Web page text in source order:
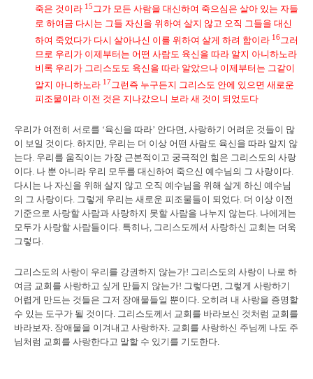
죽은 것이라 15그가 모든 사람을 대신하여 죽으심은 살아 있는 자들
로 하여금 다시는 그들 자신을 위하여 살지 않고 오직 그들을 대신
하여 죽었다가 다시 살아나신 이를 위하여 살게 하려 함이라 16그러
므로 우리가 이제부터는 어떤 사람도 육신을 따라 알지 아니하노라
비록 우리가 그리스도도 육신을 따라 알았으나 이제부터는 그같이
알지 아니하노라 17그런즉 누구든지 그리스도 안에 있으면 새로운
피조물이라 이전 것은 지나갔으니 보라 새 것이 되었도다
우리가 여전히 서로를 ‘육신을 따라’ 안다면, 사랑하기 어려운 것들이 많
이 보일 것이다. 하지만, 우리는 더 이상 어떤 사람도 육신을 따라 알지 않
는다. 우리를 움직이는 가장 근본적이고 궁극적인 힘은 그리스도의 사랑
이다. 나 뿐 아니라 우리 모두를 대신하여 죽으신 예수님의 그 사랑이다.
다시는 나 자신을 위해 살지 않고 오직 예수님을 위해 살게 하신 예수님
의 그 사랑이다. 그렇게 우리는 새로운 피조물들이 되었다. 더 이상 이전
기준으로 사랑할 사람과 사랑하지 못할 사람을 나누지 않는다. 나에게는
모두가 사랑할 사람들이다. 특히나, 그리스도께서 사랑하신 교회는 더욱
그렇다.
그리스도의 사랑이 우리를 강권하지 않는가! 그리스도의 사랑이 나로 하
여금 교회를 사랑하고 싶게 만들지 않는가! 그렇다면, 그렇게 사랑하기
어렵게 만드는 것들은 그저 장애물들일 뿐이다. 오히려 내 사랑을 증명할
수 있는 도구가 될 것이다. 그리스도께서 교회를 바라보신 것처럼 교회를
바라보자. 장애물을 이겨내고 사랑하자. 교회를 사랑하신 주님께 나도 주
님처럼 교회를 사랑한다고 말할 수 있기를 기도한다.